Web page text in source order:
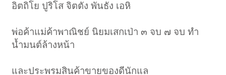
อิตถิโย ปูริโส จิตตัง พันธัง เอหิ
พ่อค้าแม่ค้าพาณิชย์ นิยมเสกเป่า ๓ จบ ๗ จบ ทำ
น้ำมนต์ล้างหน้า
และประพรมสินค้าขายของดีนักแล